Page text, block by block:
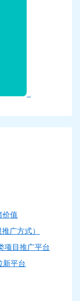
价值
广方式）
项目推广平台
新平台